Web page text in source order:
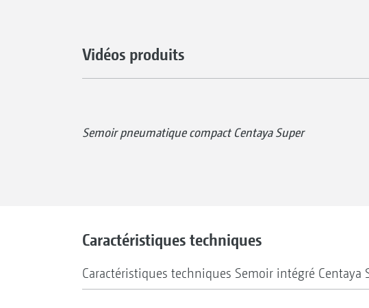
Vidéos produits
Semoir pneumatique compact Centaya Super
Caractéristiques techniques
Caractéristiques techniques Semoir intégré Centaya